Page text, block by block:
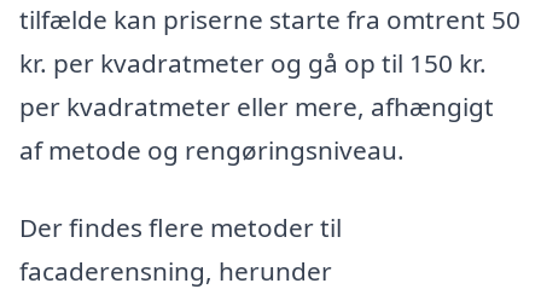
tilfælde kan priserne starte fra omtrent 50
kr. per kvadratmeter og gå op til 150 kr.
per kvadratmeter eller mere, afhængigt
af metode og rengøringsniveau.
Der findes flere metoder til
facaderensning, herunder